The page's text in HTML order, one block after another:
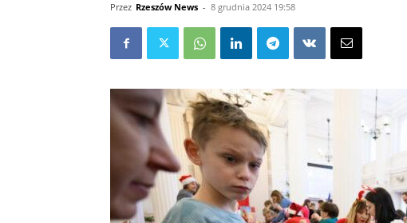
Przez Rzeszów News - 8 grudnia 2024 19:58